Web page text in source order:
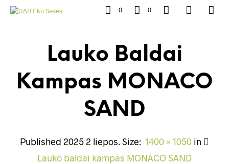
0 0
Lauko Baldai
Kampas MONACO
SAND
Published 2025 2 liepos. Size: 1400 × 1050 in
Lauko baldai kampas MONACO SAND